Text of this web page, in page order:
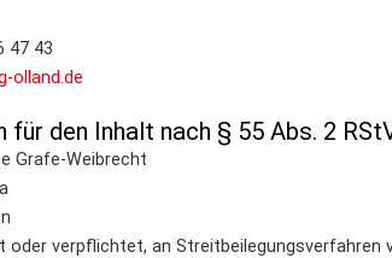
47 43
olland.de
den Inhalt nach § 55 Abs. 2
Grafe-Weibrecht
oder verpflichtet, an Streitbeilegungsverfahren